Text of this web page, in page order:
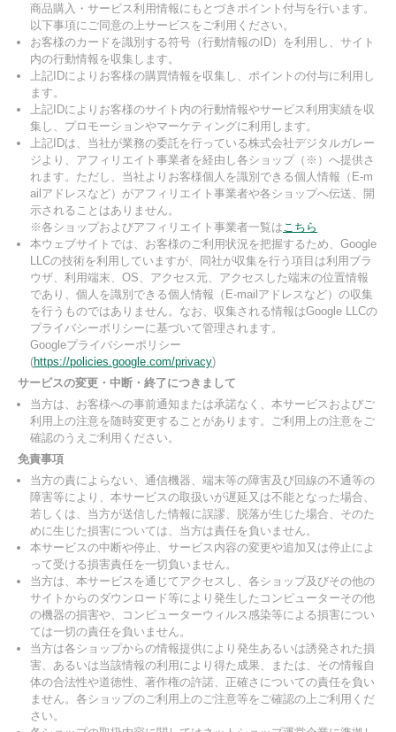
商品購入・サービス利用情報にもとづきポイント付与を行います。
以下事項にご同意の上サービスをご利用ください。
お客様のカードを識別する符号（行動情報のID）を利用し、サイト
内の行動情報を収集します。
上記IDによりお客様の購買情報を収集し、ポイントの付与に利用し
ます。
上記IDによりお客様のサイト内の行動情報やサービス利用実績を収
集し、プロモーションやマーケティングに利用します。
上記IDは、当社が業務の委託を行っている株式会社デジタルガレー
ジより、アフィリエイト事業者を経由し各ショップ（※）へ提供さ
れます。ただし、当社よりお客様個人を識別できる個人情報（E-m
ailアドレスなど）がアフィリエイト事業者や各ショップへ伝送、開
示されることはありません。
※各ショップおよびアフィリエイト事業者一覧はこちら
本ウェブサイトでは、お客様のご利用状況を把握するため、Google
LLCの技術を利用していますが、同社が収集を行う項目は利用ブラ
ウザ、利用端末、OS、アクセス元、アクセスした端末の位置情報
であり、個人を識別できる個人情報（E-mailアドレスなど）の収集
を行うものではありません。なお、収集される情報はGoogle LLCの
プライバシーポリシーに基づいて管理されます。
Googleプライバシーポリシー
(https://policies.google.com/privacy)
サービスの変更・中断・終了につきまして
当方は、お客様への事前通知または承諾なく、本サービスおよびご
利用上の注意を随時変更することがあります。ご利用上の注意をご
確認のうえご利用ください。
免責事項
当方の責によらない、通信機器、端末等の障害及び回線の不通等の
障害等により、本サービスの取扱いが遅延又は不能となった場合、
若しくは、当方が送信した情報に誤謬、脱落が生じた場合、そのた
めに生じた損害については、当方は責任を負いません。
本サービスの中断や停止、サービス内容の変更や追加又は停止によ
って受ける損害責任を一切負いません。
当方は、本サービスを通じてアクセスし、各ショップ及びその他の
サイトからのダウンロード等により発生したコンピューターその他
の機器の損害や、コンピューターウィルス感染等による損害につい
ては一切の責任を負いません。
当方は各ショップからの情報提供により発生あるいは誘発された損
害、あるいは当該情報の利用により得た成果、または、その情報自
体の合法性や道徳性、著作権の許諾、正確さについての責任を負い
ません。各ショップのご利用上のご注意等をご確認の上ご利用くだ
さい。